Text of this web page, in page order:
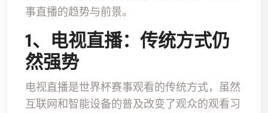
事直播的趋势与前景。
1、电视直播：传统方式仍
然强势
电视直播是世界杯赛事观看的传统方式，虽然
互联网和智能设备的普及改变了观众的观看习